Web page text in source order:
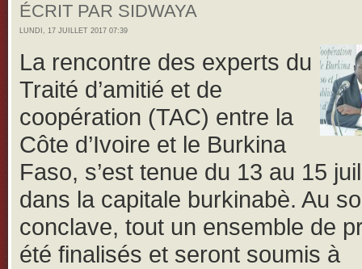
ÉCRIT PAR SIDWAYA
LUNDI, 17 JUILLET 2017 07:39
La rencontre des experts du
Traité d’amitié et de
coopération (TAC) entre la
Côte d’Ivoire et le Burkina
Faso, s’est tenue du 13 au 15
dans la capitale burkinabè. Au
conclave, tout un ensemble de
été finalisés et seront soumis à